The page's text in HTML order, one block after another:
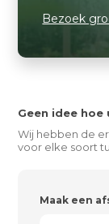
Bezoek
Geen idee
Wij hebben de
voor elke soort
Maak een